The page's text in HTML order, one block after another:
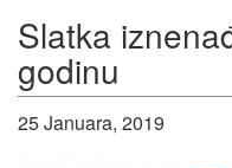
Slatka
godinu
25 Januara, 2019